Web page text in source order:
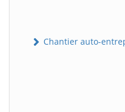
Chantier auto-